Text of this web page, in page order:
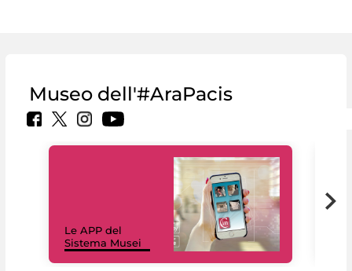
Museo dell'#AraPacis
Le APP del
Sistema Musei